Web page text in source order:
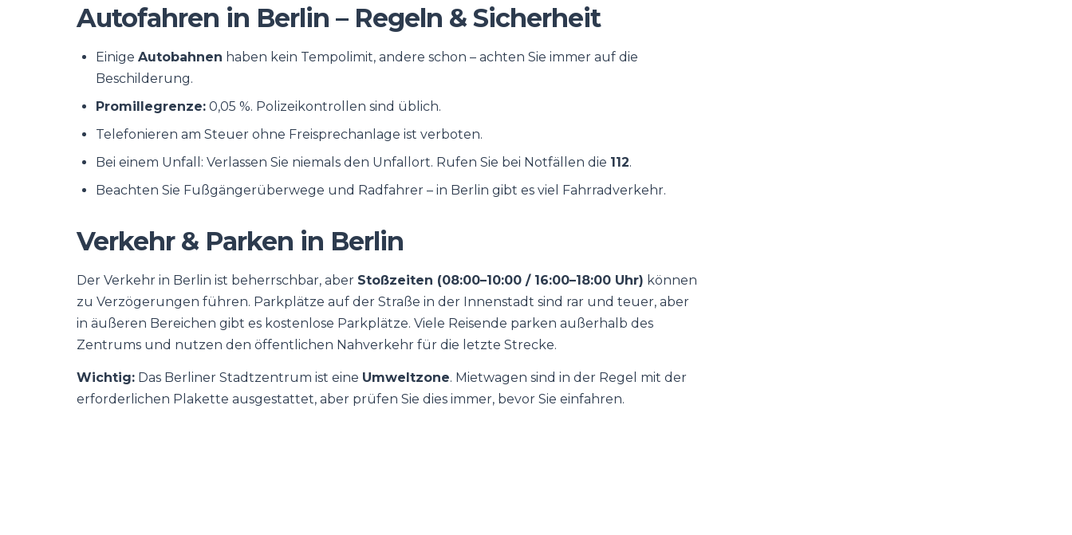
Autofahren in Berlin – Regeln & Sicherheit
Einige Autobahnen haben kein Tempolimit, andere schon – achten Sie immer auf die
Beschilderung.
Promillegrenze: 0,05 %. Polizeikontrollen sind üblich.
Telefonieren am Steuer ohne Freisprechanlage ist verboten.
Bei einem Unfall: Verlassen Sie niemals den Unfallort. Rufen Sie bei Notfällen die 112.
Beachten Sie Fußgängerüberwege und Radfahrer – in Berlin gibt es viel Fahrradverkehr.
Verkehr & Parken in Berlin
Der Verkehr in Berlin ist beherrschbar, aber Stoßzeiten (08:00–10:00 / 16:00–18:00 Uhr) können
zu Verzögerungen führen. Parkplätze auf der Straße in der Innenstadt sind rar und teuer, aber
in äußeren Bereichen gibt es kostenlose Parkplätze. Viele Reisende parken außerhalb des
Zentrums und nutzen den öffentlichen Nahverkehr für die letzte Strecke.
Wichtig: Das Berliner Stadtzentrum ist eine Umweltzone. Mietwagen sind in der Regel mit der
erforderlichen Plakette ausgestattet, aber prüfen Sie dies immer, bevor Sie einfahren.